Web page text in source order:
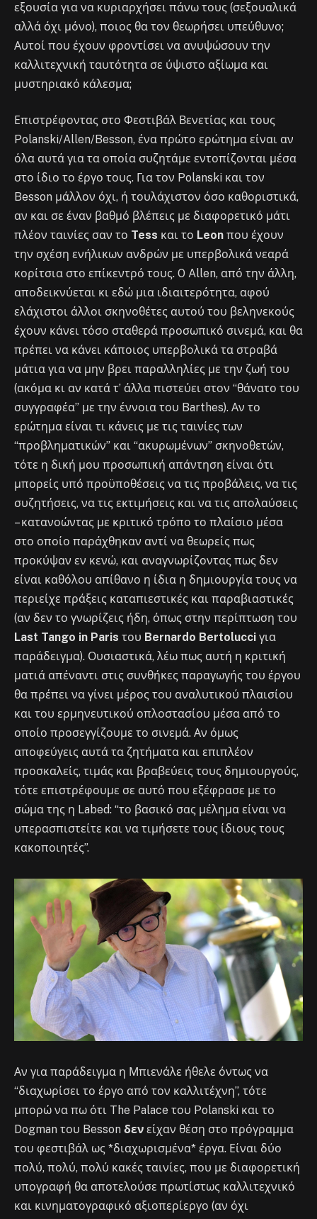
εξουσία για να κυριαρχήσει πάνω τους (σεξουαλικά
αλλά όχι μόνο), ποιος θα τον θεωρήσει υπεύθυνο;
Αυτοί που έχουν φροντίσει να ανυψώσουν την
καλλιτεχνική ταυτότητα σε ύψιστο αξίωμα και
μυστηριακό κάλεσμα;
Επιστρέφοντας στο Φεστιβάλ Βενετίας και τους
Polanski/Allen/Besson, ένα πρώτο ερώτημα είναι αν
όλα αυτά για τα οποία συζητάμε εντοπίζονται μέσα
στο ίδιο το έργο τους. Για τον Polanski και τον
Besson μάλλον όχι, ή τουλάχιστον όσο καθοριστικά,
αν και σε έναν βαθμό βλέπεις με διαφορετικό μάτι
πλέον ταινίες σαν το Tess και το Leon που έχουν
την σχέση ενήλικων ανδρών με υπερβολικά νεαρά
κορίτσια στο επίκεντρό τους. O Allen, από την άλλη,
αποδεικνύεται κι εδώ μια ιδιαιτερότητα, αφού
ελάχιστοι άλλοι σκηνοθέτες αυτού του βεληνεκούς
έχουν κάνει τόσο σταθερά προσωπικό σινεμά, και θα
πρέπει να κάνει κάποιος υπερβολικά τα στραβά
μάτια για να μην βρει παραλληλίες με την ζωή του
(ακόμα κι αν κατά τ’ άλλα πιστεύει στον “θάνατο του
συγγραφέα” με την έννοια του Barthes). Αν το
ερώτημα είναι τι κάνεις με τις ταινίες των
“προβληματικών” και “ακυρωμένων” σκηνοθετών,
τότε η δική μου προσωπική απάντηση είναι ότι
μπορείς υπό προϋποθέσεις να τις προβάλεις, να τις
συζητήσεις, να τις εκτιμήσεις και να τις απολαύσεις
– κατανοώντας με κριτικό τρόπο το πλαίσιο μέσα
στο οποίο παράχθηκαν αντί να θεωρείς πως
προκύψαν εν κενώ, και αναγνωρίζοντας πως δεν
είναι καθόλου απίθανο η ίδια η δημιουργία τους να
περιείχε πράξεις καταπιεστικές και παραβιαστικές
(αν δεν το γνωρίζεις ήδη, όπως στην περίπτωση του
Last Tango in Paris του Bernardo Bertolucci για
παράδειγμα). Ουσιαστικά, λέω πως αυτή η κριτική
ματιά απέναντι στις συνθήκες παραγωγής του έργου
θα πρέπει να γίνει μέρος του αναλυτικού πλαισίου
και του ερμηνευτικού οπλοστασίου μέσα από το
οποίο προσεγγίζουμε το σινεμά. Αν όμως
αποφεύγεις αυτά τα ζητήματα και επιπλέον
προσκαλείς, τιμάς και βραβεύεις τους δημιουργούς,
τότε επιστρέφουμε σε αυτό που εξέφρασε με το
σώμα της η Labed: “το βασικό σας μέλημα είναι να
υπερασπιστείτε και να τιμήσετε τους ίδιους τους
κακοποιητές”.
Αν για παράδειγμα η Μπιενάλε ήθελε όντως να
“διαχωρίσει το έργο από τον καλλιτέχνη”, τότε
μπορώ να πω ότι The Palace του Polanski και το
Dogman του Besson δεν είχαν θέση στο πρόγραμμα
του φεστιβάλ ως *διαχωρισμένα* έργα. Είναι δύο
πολύ, πολύ, πολύ κακές ταινίες, που με διαφορετική
υπογραφή θα αποτελούσε πρωτίστως καλλιτεχνικό
και κινηματογραφικό αξιοπερίεργο (αν όχι